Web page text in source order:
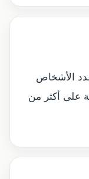
الأشخاص
على أكثر من